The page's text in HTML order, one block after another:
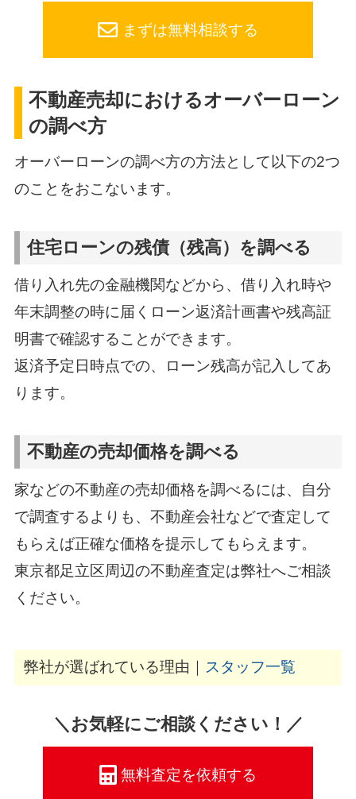
まずは無料相談する
不動産売却におけるオーバーローン
の調べ方
オーバーローンの調べ方の方法として以下の2つ
のことをおこないます。
住宅ローンの残債（残高）を調べる
借り入れ先の金融機関などから、借り入れ時や
年末調整の時に届くローン返済計画書や残高証
明書で確認することができます。
返済予定日時点での、ローン残高が記入してあ
ります。
不動産の売却価格を調べる
家などの不動産の売却価格を調べるには、自分
で調査するよりも、不動産会社などで査定して
もらえば正確な価格を提示してもらえます。
東京都足立区周辺の不動産査定は弊社へご相談
ください。
弊社が選ばれている理由｜ スタッフ一覧
＼お気軽にご相談ください！／
無料査定を依頼する